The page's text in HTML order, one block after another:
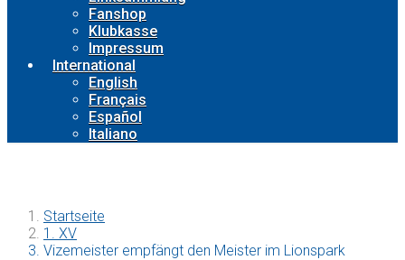
Fanshop
Klubkasse
Impressum
International
English
Français
Español
Italiano
Startseite
1. XV
Vizemeister empfängt den Meister im Lionspark